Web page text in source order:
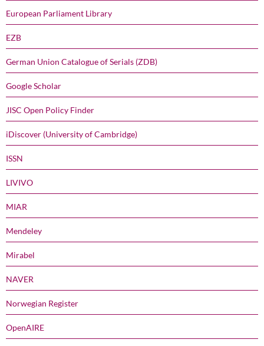
European Parliament Library
EZB
German Union Catalogue of Serials (ZDB)
Google Scholar
JISC Open Policy Finder
iDiscover (University of Cambridge)
ISSN
LIVIVO
MIAR
Mendeley
Mirabel
NAVER
Norwegian Register
OpenAIRE